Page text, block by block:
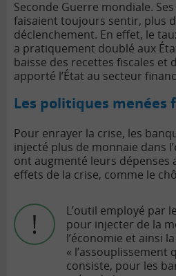
Seconde Guerre mondiale.
faisaient toujours sentir, plus
déclenchement. En effet, le
a pratiquement doublé aux
baisse des recettes fiscales et
apporté l’État au secteur
Les politiques menées
Pour enrayer la crise, les
injecté plus de monnaie dans
ont augmenté leurs dépenses
effets de la crise, comme le
L’outil employé par
pour injecter de la
l’économie et ainsi
« l’assouplissement
consiste, pour les